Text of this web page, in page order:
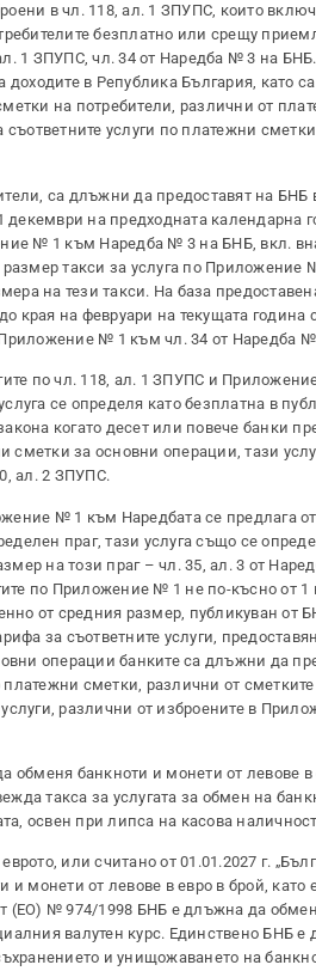
в чл. 118, ал. 1 ЗПУПС, които
безплатно или срещу
1 ЗПУПС, чл. 34 от Наредба № 3 на
в Република България, като
на потребители, различни от
услуги по платежни
са длъжни да предоставят на БНБ
на предходната календарна
№ 1 към Наредба № 3 на БНБ, вкл.
размер такси за услуга по
на тези такси. На база
края на февруари на текущата година
Приложение № 1 към чл. 34 от Наредба
по чл. 118, ал. 1 ЗПУПС и
се определя като безплатна в
когато десет или повече банки
за основни операции, тази
ал. 2 ЗПУПС.
№ 1 към Наредбата се предлага
праг, тази услуга също се
на този праг – чл. 35, ал. 3 от
по Приложение № 1 не по-късно от
от средния размер, публикуван от
за съответните услуги,
операции банките са длъжни да
сметки, различни от
различни от изброените в
банкноти и монети от левове
такса за услугата за обмен на
освен при липса на касова
или считано от 01.01.2027 г.
и монети от левове в евро в брой,
(EО) № 974/1998 БНБ е длъжна да
валутен курс. Единствено БНБ
и унищожаването на